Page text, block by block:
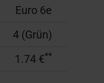
Euro 6e
4 (Grün)
1.74 €**